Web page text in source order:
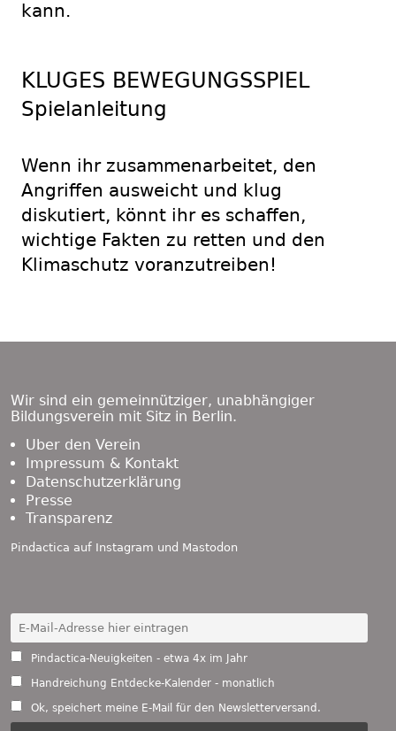
kann.
KLUGES BEWEGUNGSSPIEL
Spielanleitung
Wenn ihr zusammenarbeitet, den
Angriffen ausweicht und klug
diskutiert, könnt ihr es schaffen,
wichtige Fakten zu retten und den
Klimaschutz voranzutreiben!
Wir sind ein gemeinnütziger, unabhängiger
Bildungsverein mit Sitz in Berlin.
Über den Verein
Impressum & Kontakt
Datenschutzerklärung
Presse
Transparenz
Pindactica auf Instagram und Mastodon
Pindactica-Neuigkeiten - etwa 4x im Jahr
Handreichung Entdecke-Kalender - monatlich
Ok, speichert meine E-Mail für den Newsletterversand.